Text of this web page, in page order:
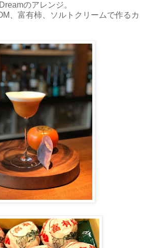
のアレンジ。
、富有柿、ソルトクリームで作るカ